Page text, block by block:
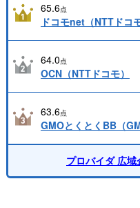
65.6点
ドコモnet（NTTドコ
64.0点
OCN（NTTドコモ）
63.6点
GMOとくとくBB（
プロバイダ 広